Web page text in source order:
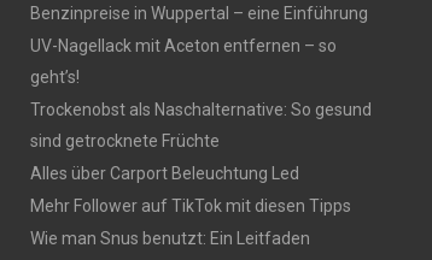
Benzinpreise in Wuppertal – eine Einführung
UV-Nagellack mit Aceton entfernen – so
geht’s!
Trockenobst als Naschalternative: So gesund
sind getrocknete Früchte
Alles über Carport Beleuchtung Led
Mehr Follower auf TikTok mit diesen Tipps
Wie man Snus benutzt: Ein Leitfaden